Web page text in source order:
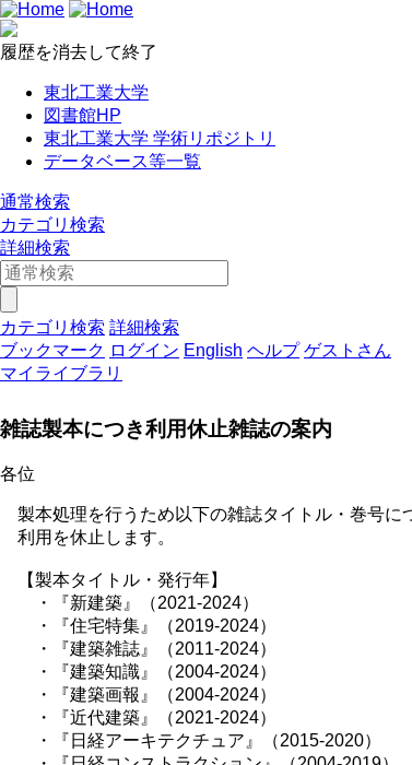
履歴を消去して終了
東北工業大学
図書館HP
東北工業大学 学術リポジトリ
データベース等一覧
通常検索
カテゴリ検索
詳細検索
カテゴリ検索 詳細検索
ブックマーク ログイン English ヘルプ ゲストさん
マイライブラリ
雑誌製本につき利用休止雑誌の案内
各位
製本処理を行うため以下の雑誌タイトル・巻号に
利用を休止します。
【製本タイトル・発行年】
・『新建築』（2021-2024）
・『住宅特集』（2019-2024）
・『建築雑誌』（2011-2024）
・『建築知識』（2004-2024）
・『建築画報』（2004-2024）
・『近代建築』（2021-2024）
・『日経アーキテクチュア』（2015-2020）